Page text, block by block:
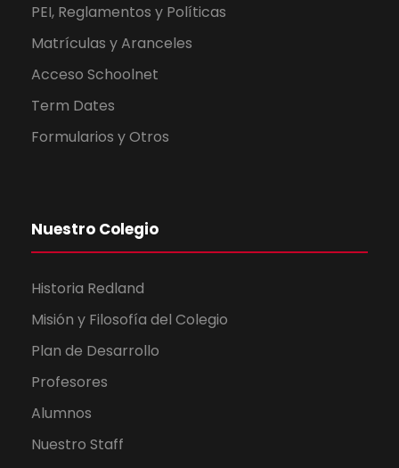
PEI, Reglamentos y Políticas
Matrículas y Aranceles
Acceso Schoolnet
Term Dates
Formularios y Otros
Nuestro Colegio
Historia Redland
Misión y Filosofía del Colegio
Plan de Desarrollo
Profesores
Alumnos
Nuestro Staff